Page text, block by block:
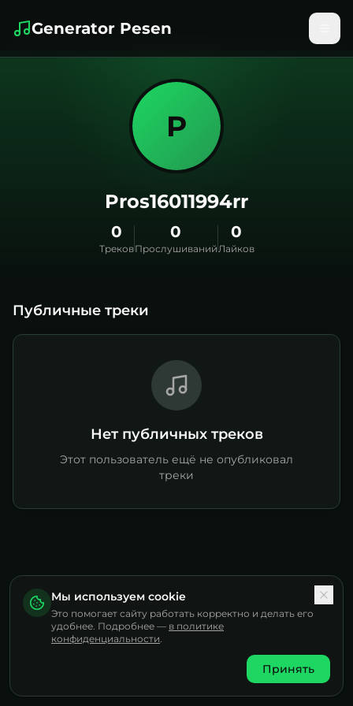
Generator Pesen
P
Pros16011994rr
0
Треков
0
Прослушиваний
0
Лайков
Публичные треки
Нет публичных треков
Этот пользователь ещё не опубликовал
треки
Мы используем cookie
Это помогает сайту работать корректно и делать его
удобнее. Подробнее — в политике
конфиденциальности.
Принять